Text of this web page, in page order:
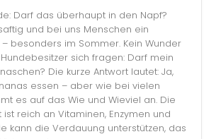
Darf das überhaupt in den Napf?
und bei uns Menschen ein
besonders im Sommer. Kein Wunder
sich fragen: Darf mein
Die kurze Antwort lautet: Ja,
essen – aber wie bei vielen
es auf das Wie und Wieviel an. Die
ist reich an Vitaminen, Enzymen und
kann die Verdauung unterstützen, das